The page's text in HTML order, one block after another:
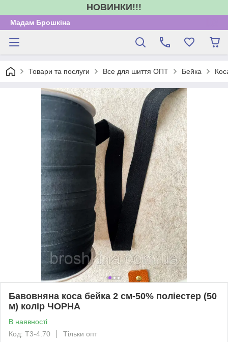
НОВИНКИ!!!
Мадам Брошкіна
Товари та послуги Все для шиття ОПТ Бейка
Бавовняна коса бейка 2 см-50% поліестер (50
м) колір ЧОРНА
В наявності
Код: Т3-4.70
Тільки опт